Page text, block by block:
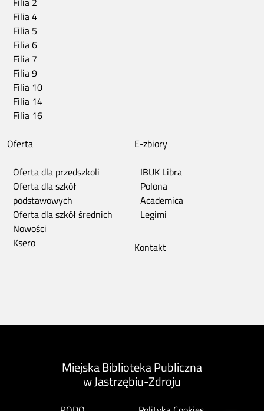
Filia 4
Filia 5
Filia 6
Filia 7
Filia 9
Filia 10
Filia 14
Filia 16
Oferta
Oferta dla przedszkoli
Oferta dla szkół
podstawowych
Oferta dla szkół średnich
Nowości
Ksero
E-zbiory
IBUK Libra
Polona
Academica
Legimi
Kontakt
Miejska Biblioteka Publiczna
w Jastrzębiu-Zdroju